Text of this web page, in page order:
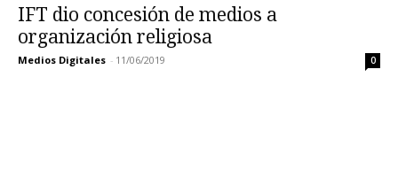
IFT dio concesión de medios a
organización religiosa
Medios Digitales - 11/06/2019 0